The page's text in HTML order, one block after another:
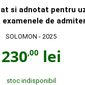
si adnotat pentru
de
SOLOMON - 2025
230,00 lei
stoc indisponibil